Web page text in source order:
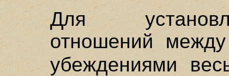
Для
отношений
убеждениями